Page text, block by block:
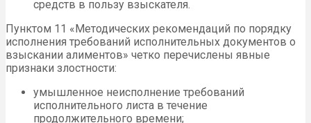
средств в пользу взыскателя.
Пунктом 11 «Методических рекомендаций по порядку
исполнения требований исполнительных документов о
взыскании алиментов» четко перечислены явные
признаки злостности:
умышленное неисполнение требований
исполнительного листа в течение
продолжительного времени;